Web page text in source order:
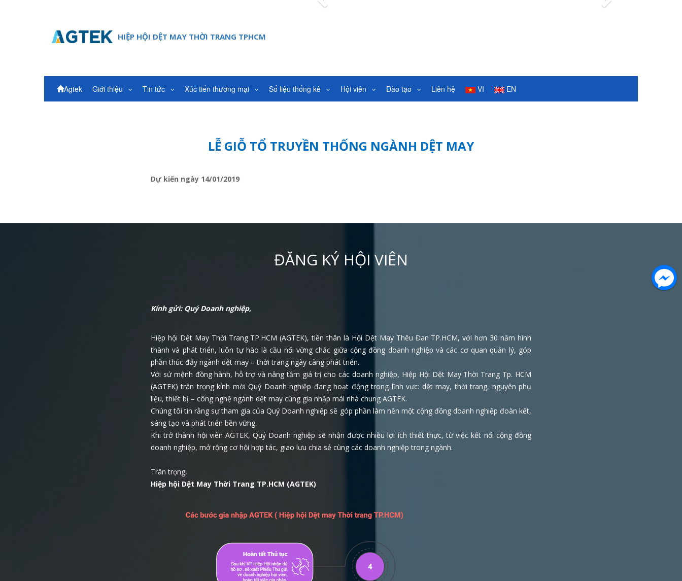
HIỆP HỘI DỆT MAY THỜI TRANG TPHCM
Previous Next
Agtek Giới thiệu Tin tức Xúc tiến thương mại Số liệu thống kê Hội viên Đào tạo Liên hệ VI EN
LỄ GIỖ TỔ TRUYỀN THỐNG NGÀNH DỆT MAY
Dự kiến ngày 14/01/2019
ĐĂNG KÝ HỘI VIÊN
Kính gửi: Quý Doanh nghiệp,
Hiệp hội Dệt May Thời Trang TP.HCM (AGTEK), tiền thân là Hội Dệt May Thêu Đan TP.HCM, với hơn 30 năm hình
thành và phát triển, luôn tự hào là cầu nối vững chắc giữa cộng đồng doanh nghiệp và các cơ quan quản lý, góp
phần thúc đẩy ngành dệt may – thời trang ngày càng phát triển.
Với sứ mệnh đồng hành, hỗ trợ và nâng tầm giá trị cho các doanh nghiệp, Hiệp Hội Dệt May Thời Trang Tp. HCM
(AGTEK) trân trọng kính mời Quý Doanh nghiệp đang hoạt động trong lĩnh vực: dệt may, thời trang, nguyên phụ
liệu, thiết bị – công nghệ ngành dệt may cùng gia nhập mái nhà chung AGTEK.
Chúng tôi tin rằng sự tham gia của Quý Doanh nghiệp sẽ góp phần làm nên một cộng đồng doanh nghiệp đoàn kết,
sáng tạo và phát triển bền vững.
Khi trở thành hội viên AGTEK, Quý Doanh nghiệp sẽ nhận được nhiều lợi ích thiết thực, từ việc kết nối cộng đồng
doanh nghiệp, mở rộng cơ hội hợp tác, giao lưu chia sẻ cùng các doanh nghiệp trong ngành.
Trân trọng,
Hiệp hội Dệt May Thời Trang TP.HCM (AGTEK)